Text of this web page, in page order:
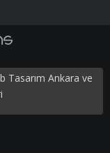
Tasarım Ankara ve